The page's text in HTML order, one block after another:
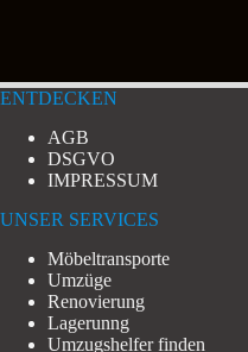
ENTDECKEN
AGB
DSGVO
IMPRESSUM
UNSER SERVICES
Möbeltransporte
Umzüge
Renovierung
Lagerunng
Umzugshelfer finden